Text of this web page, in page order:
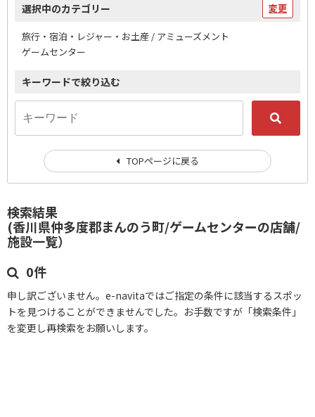
検索結果
(香川県仲多度郡まんのう町/ゲームセンターの店舗/
施設一覧）
0件
申し訳ございません。e-navitaではご指定の条件に該当するスポッ
トを見つけることができませんでした。お手数ですが「検索条件」
を変更し再検索をお願いします。
選択中のカテゴリー 変更
旅行・宿泊・レジャー・お土産 / アミューズメント
ゲームセンター
キーワードで絞り込む
TOPページに戻る